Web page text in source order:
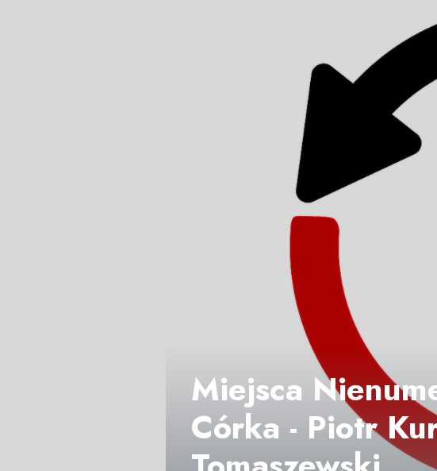
Miejsca
Córka - Piotr